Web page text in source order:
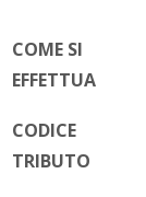
COME SI
EFFETTUA
CODICE
TRIBUTO